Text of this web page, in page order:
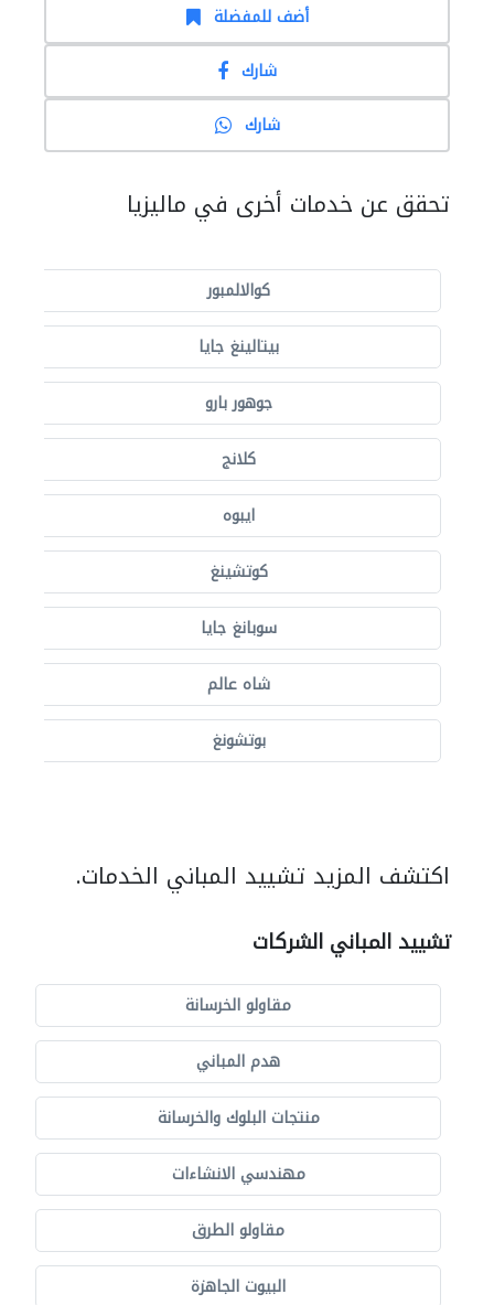
أضف للمفضلة
شارك
شارك
تحقق عن خدمات أخرى في ماليزيا
كوالالمبور
بيتالينغ جايا
جوهور بارو
كلانج
ايبوه
كوتشينغ
سوبانغ جايا
شاه عالم
بوتشونغ
اكتشف المزيد تشييد المباني الخدمات.
تشييد المباني الشركات
مقاولو الخرسانة
هدم المباني
منتجات البلوك والخرسانة
مهندسي الانشاءات
مقاولو الطرق
البيوت الجاهزة